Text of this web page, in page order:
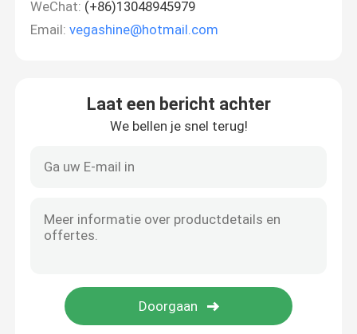
WeChat: (+86)13048945979
Email: vegashine@hotmail.com
Laat een bericht achter
We bellen je snel terug!